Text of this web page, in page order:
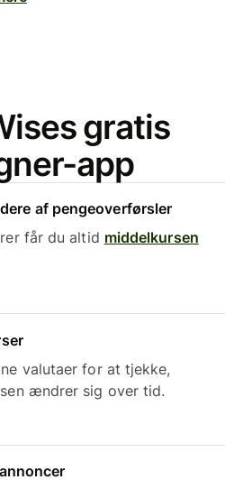
gratis
app
af pengeoverførsler
får du altid middelkursen
valutaer for at tjekke,
ændrer sig over tid.